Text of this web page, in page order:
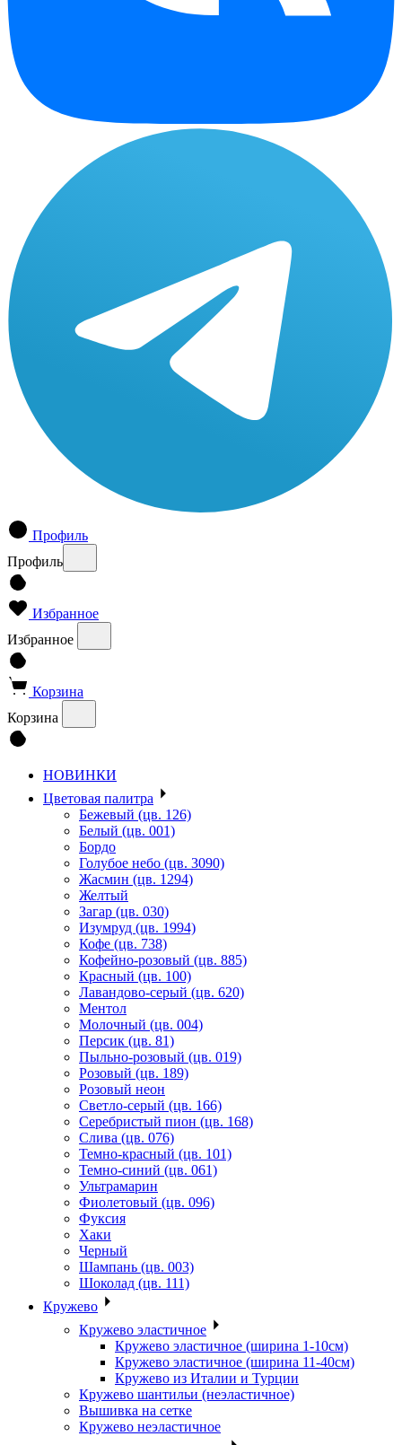
Профиль
Профиль
Избранное
Избранное
Корзина
Корзина
НОВИНКИ
Цветовая палитра
Бежевый (цв. 126)
Белый (цв. 001)
Бордо
Голубое небо (цв. 3090)
Жасмин (цв. 1294)
Желтый
Загар (цв. 030)
Изумруд (цв. 1994)
Кофе (цв. 738)
Кофейно-розовый (цв. 885)
Красный (цв. 100)
Лавандово-серый (цв. 620)
Ментол
Молочный (цв. 004)
Персик (цв. 81)
Пыльно-розовый (цв. 019)
Розовый (цв. 189)
Розовый неон
Светло-серый (цв. 166)
Серебристый пион (цв. 168)
Слива (цв. 076)
Темно-красный (цв. 101)
Темно-синий (цв. 061)
Ультрамарин
Фиолетовый (цв. 096)
Фуксия
Хаки
Черный
Шампань (цв. 003)
Шоколад (цв. 111)
Кружево
Кружево эластичное
Кружево эластичное (ширина 1-10см)
Кружево эластичное (ширина 11-40см)
Кружево из Италии и Турции
Кружево шантильи (неэластичное)
Вышивка на сетке
Кружево неэластичное